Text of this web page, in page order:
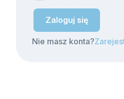
Zaloguj się
Nie masz konta?